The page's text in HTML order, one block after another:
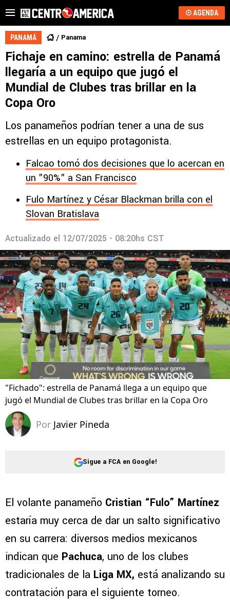
AGENDA
PANAMÁ Panama
Fichaje en camino: estrella de Panamá
llegaría a un equipo que jugó el
Mundial de Clubes tras brillar en la
Copa Oro
Los panameños podrían tener a una de sus
estrellas en un equipo protagonista.
Falcao tomó dos decisiones que lo acercan en
un "90%" a San Francisco
Fulo Martínez y César Blackman brilla con el
Slovan Bratislava
Actualizado el 12/07/2025 - 08:20hs CST
"Fichado": estrella de Panamá llega a un equipo que
jugó el Mundial de Clubes tras brillar en la Copa Oro
Por Javier Pineda
Sigue a FCA en Google!
El volante panameño Cristian “Fulo” Martínez
estaría muy cerca de dar un salto significativo
en su carrera: diversos medios mexicanos
indican que Pachuca, uno de los clubes
tradicionales de la Liga MX, está analizando su
contratación para el siguiente torneo.